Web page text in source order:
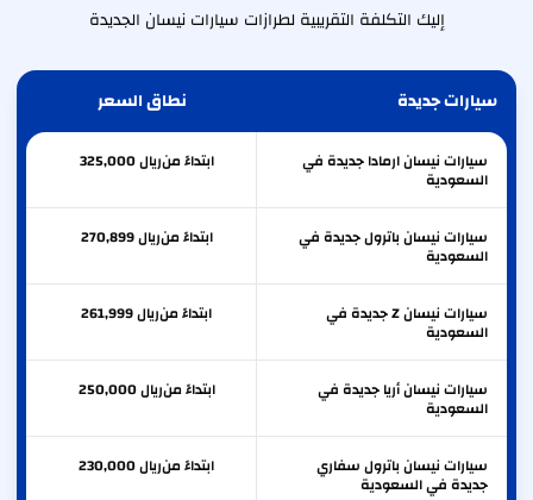
إليك التكلفة التقريبية لطرازات سيارات نيسان الجديدة
سيارات جديدة نطاق السعر
سيارات نيسان ارمادا جديدة في
السعودية
ابتداءً من 325,000ريال
سيارات نيسان باترول جديدة في
السعودية
ابتداءً من 270,899ريال
سيارات نيسان Z جديدة في
السعودية
ابتداءً من 261,999ريال
سيارات نيسان أريا جديدة في
السعودية
ابتداءً من 250,000ريال
سيارات نيسان باترول سفاري
جديدة في السعودية
ابتداءً من 230,000ريال